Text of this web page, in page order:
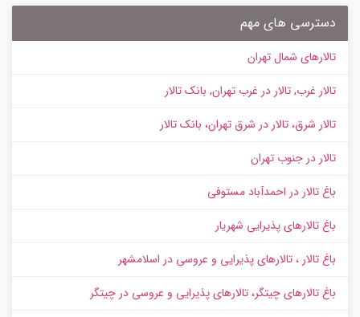
دسترسی های مهم
تالارهای شمال تهران
تالار غرب, تالار در غرب تهران, بانک تالار
تالار شرق، تالار در شرق تهران، بانک تالار
تالار در جنوب تهران
باغ تالار در احمدآباد مستوفی
باغ تالارهای پذیرایی شهریار
باغ تالار ، تالارهای پذیرایی و عروسی در اسلامشهر
باغ تالارهای چیتگر، تالارهای پذیرایی و عروسی در چیتگر